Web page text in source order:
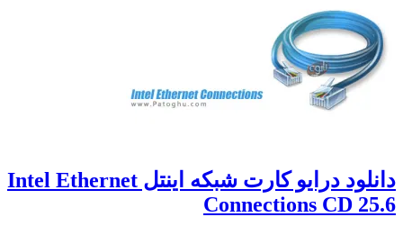
دانلود درایو کارت شبکه اینتل Intel Ethernet
Connections CD 25.6